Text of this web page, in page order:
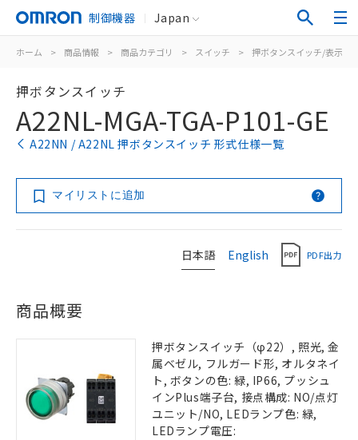
制御機器 Japan
ホーム > 商品情報 > 商品カテゴリ > スイッチ > 押ボタンスイッチ/表示灯
押ボタンスイッチ
A22NL-MGA-TGA-P101-GE
A22NN / A22NL 押ボタンスイッチ 形式仕様一覧
マイリストに追加
日本語 English PDF出力
商品概要
押ボタンスイッチ（φ22）, 照光, 金
属ベゼル, フルガード形, オルタネイ
ト, ボタンの色: 緑, IP66, プッシュ
インPlus端子台, 接点構成: NO/点灯
ユニット/NO, LEDランプ色: 緑,
LEDランプ電圧: